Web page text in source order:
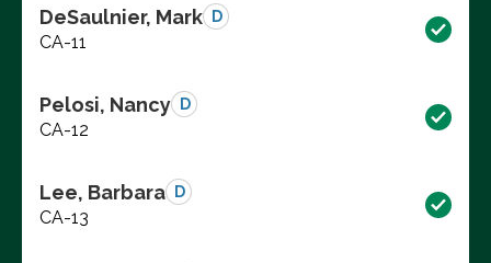
DeSaulnier, Mark D
CA-11
Pelosi, Nancy D
CA-12
Lee, Barbara D
CA-13